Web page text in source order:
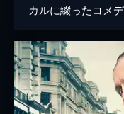
カルに綴ったコメ